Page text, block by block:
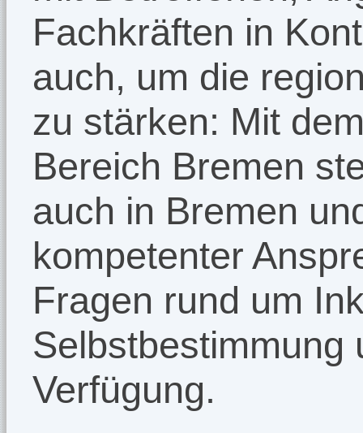
Fachkräften in
auch, um die
zu stärken: Mit
Bereich Bremen
auch in Bremen
kompetenter
Fragen rund um
Selbstbestimmung
Verfügung.